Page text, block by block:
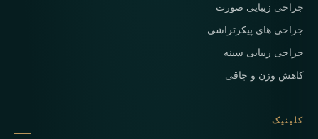
جراحی زیبایی صورت
جراحی های پیکرتراشی
جراحی زیبایی سینه
کاهش وزن و چاقی
کلینیک